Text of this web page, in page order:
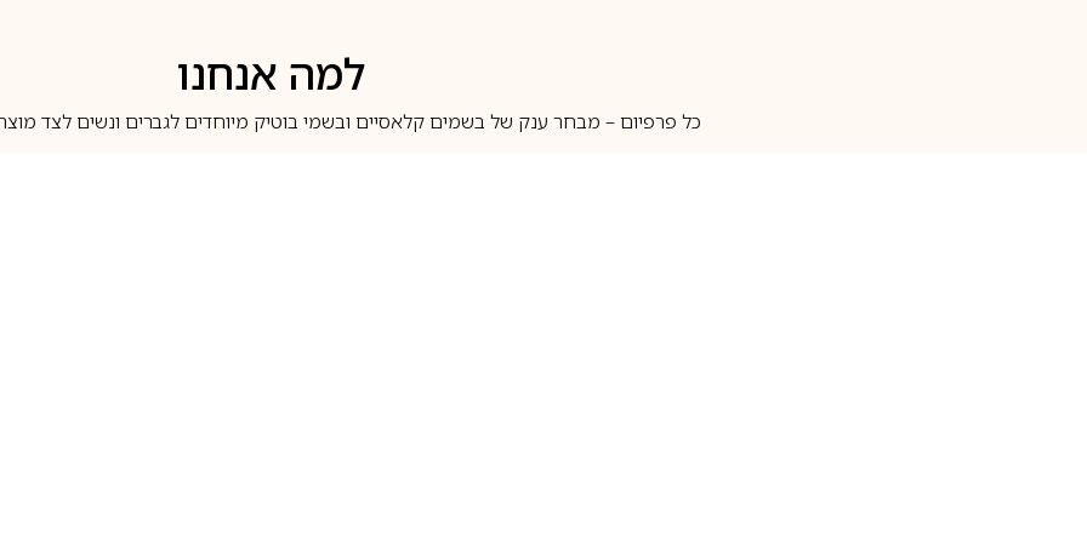
למה אנחנו
כל פרפיום – מבחר ענק של בשמים קלאסיים ובשמי בוטיק מיוחדים לגברים ונשים לצד